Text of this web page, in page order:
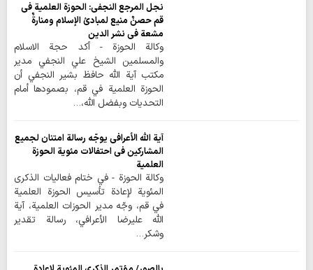
نجل المرجع النجفي: الحوزة العلمية في
قم حصنٌ منيع لمبادئ الإسلام ومنارةٌ
مشعة في نشر الدين
وكالة الحوزة - أكد حجة الاسلام
والمسلمين الشيخ علي النجفي مدير
مكتب آية الله حافظ بشير النجفي أن
الحوزة العلمية في قم، بصمودها أمام
التحديات وبفضل الله،…
آية الله الأعرافي يوجّه رسالة امتنان لجميع
المشاركين في احتفالات مئوية الحوزة
العلمية
وكالة الحوزة - في ختام فعاليات الذكرى
المئوية لإعادة تأسيس الحوزة العلمية
في قم، وجّه مدير الحوزات العلمية، آية
الله عليرضا الأعرافي، رسالة تقدير
وشكر…